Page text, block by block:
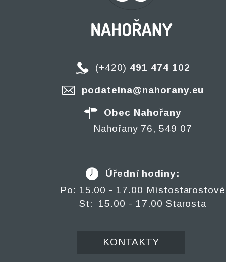
(+420) 491 474 102
podatelna@nahorany.eu
Obec Nahořany
Nahořany 76, 549 07
Úřední hodiny:
Po: 15.00 - 17.00 Místostarostové
St: 15.00 - 17.00 Starosta
KONTAKTY